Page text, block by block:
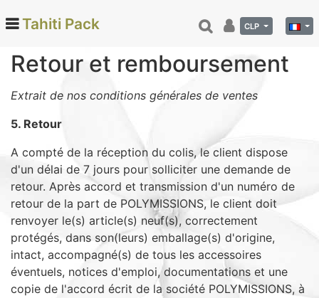
Categories
Monoi de Tahiti (66)
Noix de coco (24)
Vanille de Tahiti (26)
Soins et beauté (78)
Hinano (41)
Epicerie fine (72)
Calendriers et agenda (6)
Danse tahitienne (29)
Tahiti Pack CLP
Retour et remboursement
Extrait de nos conditions générales de ventes
5. Retour
A compté de la réception du colis, le client dispose
d'un délai de 7 jours pour solliciter une demande de
retour. Après accord et transmission d'un numéro de
retour de la part de POLYMISSIONS, le client doit
renvoyer le(s) article(s) neuf(s), correctement
protégés, dans son(leurs) emballage(s) d'origine,
intact, accompagné(s) de tous les accessoires
éventuels, notices d'emploi, documentations et une
copie de l'accord écrit de la société POLYMISSIONS, à